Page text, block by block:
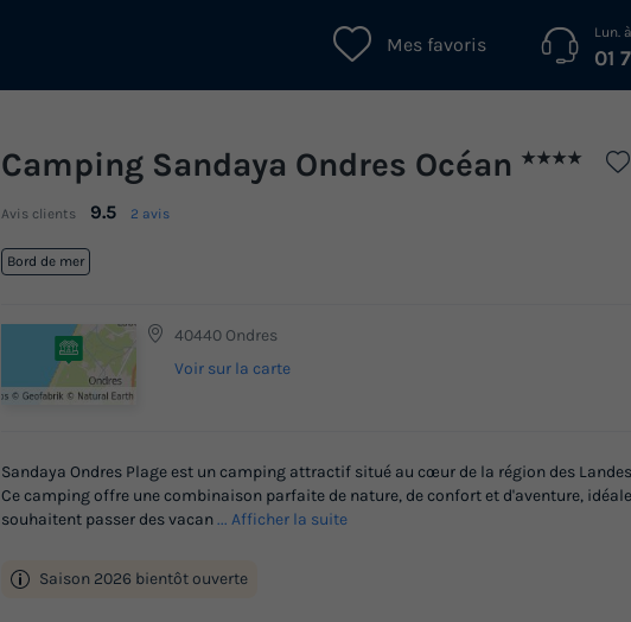
Mes favoris
Lun.
01
Camping Sandaya Ondres Océan ★★★★
Avis clients 9.5 2 avis
Bord de mer
40440 Ondres
Voir sur la carte
Sandaya Ondres Plage est un camping attractif situé au cœur de la région des
Ce camping offre une combinaison parfaite de nature, de confort et d'aventure,
souhaitent passer des vacan... Afficher la suite
Saison 2026 bientôt ouverte